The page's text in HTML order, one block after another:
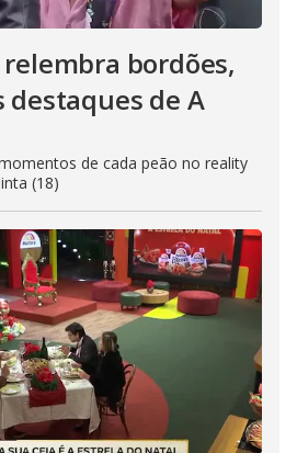
bordões,
de A
de cada peão no reality
(18)